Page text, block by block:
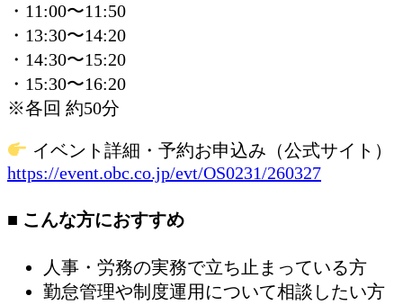
・11:00〜11:50
・13:30〜14:20
・14:30〜15:20
・15:30〜16:20
※各回 約50分
イベント詳細・予約お申込み（公式サイト）
https://event.obc.co.jp/evt/OS0231/260327
■ こんな方におすすめ
人事・労務の実務で立ち止まっている方
勤怠管理や制度運用について相談したい方